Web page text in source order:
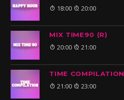
18:00 20:00
MIX TIME90 (R)
20:00 21:00
TIME COMPILATION
21:00 23:00